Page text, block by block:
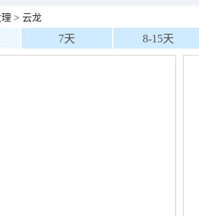
> 云龙
7天 8-15天